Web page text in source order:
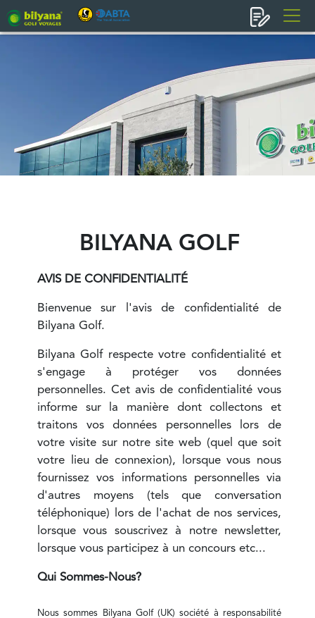
BILYANA GOLF
AVIS DE CONFIDENTIALITÉ
Bienvenue sur l'avis de confidentialité de
Bilyana Golf.
Bilyana Golf respecte votre confidentialité et
s'engage à protéger vos données
personnelles. Cet avis de confidentialité vous
informe sur la manière dont collectons et
traitons vos données personnelles lors de
votre visite sur notre site web (quel que soit
votre lieu de connexion), lorsque vous nous
fournissez vos informations personnelles via
d'autres moyens (tels que conversation
téléphonique) lors de l'achat de nos services,
lorsque vous souscrivez à notre newsletter,
lorsque vous participez à un concours etc...
Qui Sommes-Nous?
Nous sommes Bilyana Golf (UK) société à responsabilité